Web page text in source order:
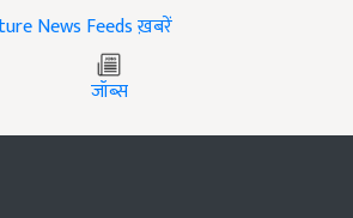
ख़बरें
जॉब्स